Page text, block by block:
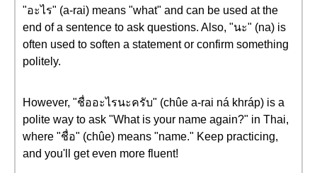
"อะไร" (a-rai) means "what" and can be used at the
end of a sentence to ask questions. Also, "นะ" (na) is
often used to soften a statement or confirm something
politely.
However, "ชื่ออะไรนะครับ" (chûe a-rai ná khráp) is a
polite way to ask "What is your name again?" in Thai,
where "ชื่อ" (chûe) means "name." Keep practicing,
and you'll get even more fluent!